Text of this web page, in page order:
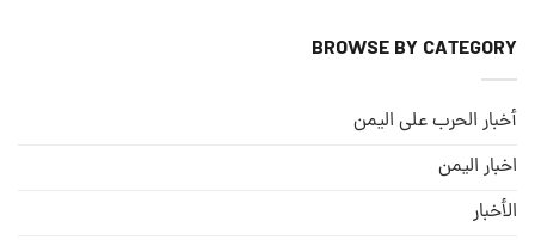
BROWSE BY CATEGORY
أخبار الحرب على اليمن
اخبار اليمن
الأخبار